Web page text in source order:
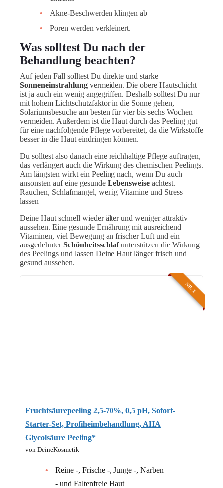
Akne-Beschwerden klingen ab
Poren werden verkleinert.
Was solltest Du nach der
Behandlung beachten?
Auf jeden Fall solltest Du direkte und starke
Sonneneinstrahlung vermeiden. Die obere Hautschicht
ist ja auch ein wenig angegriffen. Deshalb solltest Du nur
mit hohem Lichtschutzfaktor in die Sonne gehen,
Solariumsbesuche am besten für vier bis sechs Wochen
vermeiden. Außerdem ist die Haut durch das Peeling gut
für eine nachfolgende Pflege vorbereitet, da die Wirkstoffe
besser in die Haut eindringen können.
Du solltest also danach eine reichhaltige Pflege auftragen,
das verlängert auch die Wirkung des chemischen Peelings.
Am längsten wirkt ein Peeling nach, wenn Du auch
ansonsten auf eine gesunde Lebensweise achtest.
Rauchen, Schlafmangel, wenig Vitamine und Stress
lassen
Deine Haut schnell wieder älter und weniger attraktiv
aussehen. Eine gesunde Ernährung mit ausreichend
Vitaminen, viel Bewegung an frischer Luft und ein
ausgedehnterSchönheitsschlafunterstützen die Wirkung
des Peelings und lassen Deine Haut länger frisch und
gesund aussehen.
NR. 1
Fruchtsäurepeeling 2,5-70%, 0,5 pH, Sofort-
Starter-Set, Profiheimbehandlung, AHA
Glycolsäure Peeling*
von DeineKosmetik
Reine -, Frische -, Junge -, Narben
- und Faltenfreie Haut